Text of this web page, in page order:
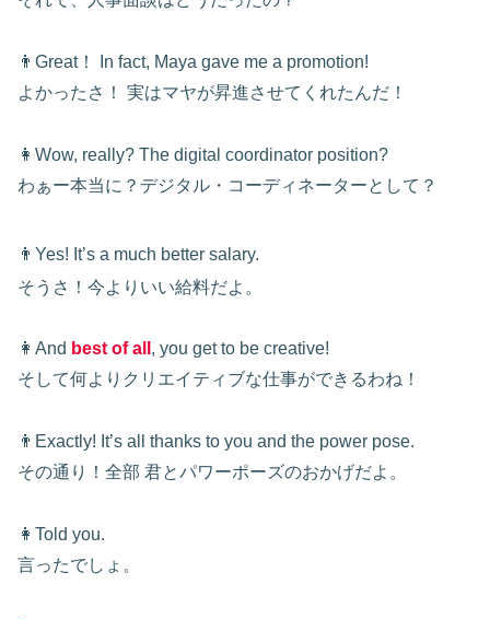
👨Great！ In fact, Maya gave me a promotion!
よかったさ！ 実はマヤが昇進させてくれたんだ！
👩Wow, really? The digital coordinator position?
わぁー本当に？デジタル・コーディネーターとして？
👨Yes! It’s a much better salary.
そうさ！今よりいい給料だよ。
👩And best of all , you get to be creative!
そして何よりクリエイティブな仕事ができるわね！
👨Exactly! It’s all thanks to you and the power pose.
その通り！全部 君とパワーポーズのおかげだよ。
👩Told you.
言ったでしょ。